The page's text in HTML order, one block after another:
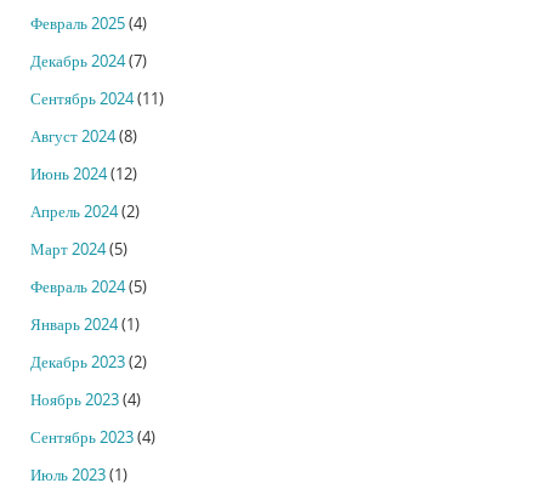
Февраль 2025(4)
Декабрь 2024(7)
Сентябрь 2024(11)
Август 2024(8)
Июнь 2024(12)
Апрель 2024(2)
Март 2024(5)
Февраль 2024(5)
Январь 2024(1)
Декабрь 2023(2)
Ноябрь 2023(4)
Сентябрь 2023(4)
Июль 2023(1)